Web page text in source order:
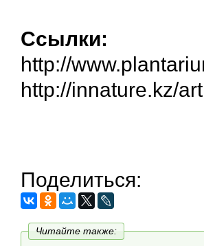
Ссылки:
http://
http://innature.kz/
Поделиться:
Читайте также: